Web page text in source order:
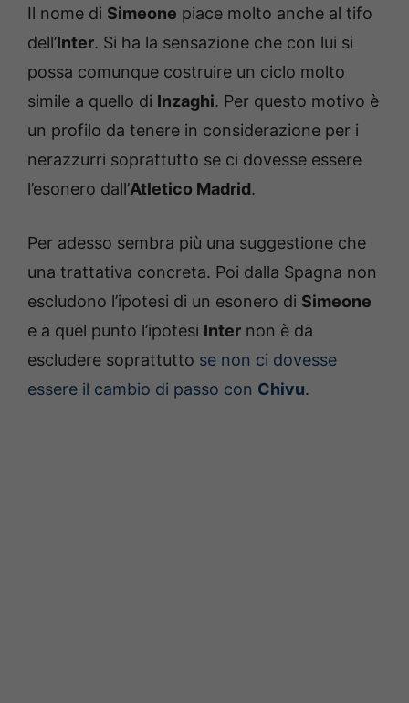
Il nome di Simeone piace molto anche al tifo
dell’Inter. Si ha la sensazione che con lui si
possa comunque costruire un ciclo molto
simile a quello di Inzaghi. Per questo motivo è
un profilo da tenere in considerazione per i
nerazzurri soprattutto se ci dovesse essere
l’esonero dall’Atletico Madrid.
Per adesso sembra più una suggestione che
una trattativa concreta. Poi dalla Spagna non
escludono l’ipotesi di un esonero di Simeone
e a quel punto l’ipotesi Inter non è da
escludere soprattutto se non ci dovesse
essere il cambio di passo con Chivu.